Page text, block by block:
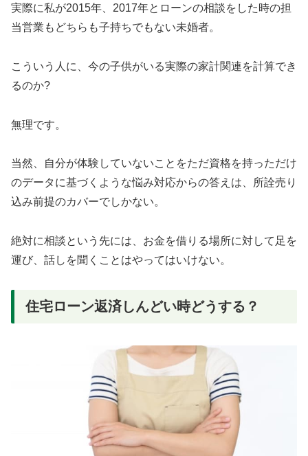
実際に私が2015年、2017年とローンの相談をした時の担
当営業もどちらも子持ちでもない未婚者。
こういう人に、今の子供がいる実際の家計関連を計算でき
るのか?
無理です。
当然、自分が体験していないことをただ資格を持っただけ
のデータに基づくような悩み対応からの答えは、所詮売り
込み前提のカバーでしかない。
絶対に相談という先には、お金を借りる場所に対して足を
運び、話しを聞くことはやってはいけない。
住宅ローン返済しんどい時どうする？